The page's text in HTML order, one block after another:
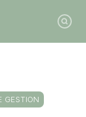
GESTION